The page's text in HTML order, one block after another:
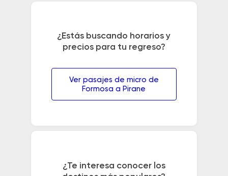
¿Estás buscando horarios y
precios para tu regreso?
Ver pasajes de micro de
Formosa a Pirane
¿Te interesa conocer los